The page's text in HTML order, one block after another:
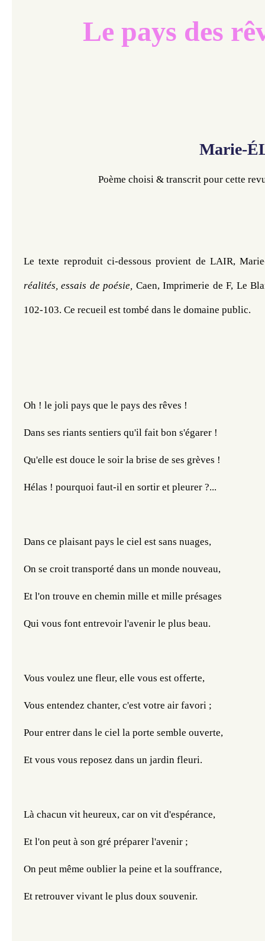
Le pays des
Marie-
Poème choisi & transcrit pour cette
Le texte reproduit ci-dessous provient de LAIR,
réalités, essais de poésie, Caen, Imprimerie de F, Le
102-103. Ce recueil est tombé dans le domaine public.
Oh ! le joli pays que le pays des rêves !
Dans ses riants sentiers qu'il fait bon s'égarer !
Qu'elle est douce le soir la brise de ses grèves !
Hélas ! pourquoi faut-il en sortir et pleurer ?...
Dans ce plaisant pays le ciel est sans nuages,
On se croit transporté dans un monde nouveau,
Et l'on trouve en chemin mille et mille présages
Qui vous font entrevoir l'avenir le plus beau.
Vous voulez une fleur, elle vous est offerte,
Vous entendez chanter, c'est votre air favori ;
Pour entrer dans le ciel la porte semble ouverte,
Et vous vous reposez dans un jardin fleuri.
Là chacun vit heureux, car on vit d'espérance,
Et l'on peut à son gré préparer l'avenir ;
On peut même oublier la peine et la souffrance,
Et retrouver vivant le plus doux souvenir.